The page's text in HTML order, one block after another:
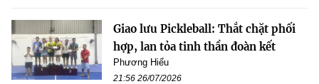
Giao lưu Pickleball: Thắt chặt phối
hợp, lan tỏa tinh thần đoàn kết
Phương Hiếu
21:56 26/07/2026